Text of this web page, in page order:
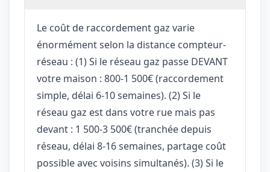
Le coût de raccordement gaz varie
énormément selon la distance compteur-
réseau : (1) Si le réseau gaz passe DEVANT
votre maison : 800-1 500€ (raccordement
simple, délai 6-10 semaines). (2) Si le
réseau gaz est dans votre rue mais pas
devant : 1 500-3 500€ (tranchée depuis
réseau, délai 8-16 semaines, partage coût
possible avec voisins simultanés). (3) Si le